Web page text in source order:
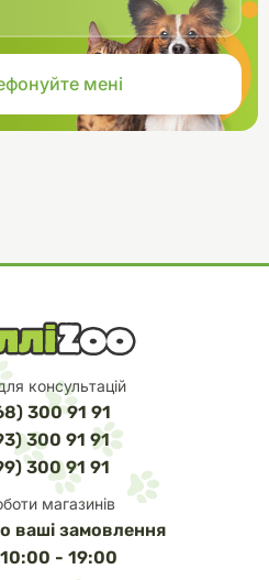
консультацій
300 91 91
300 91 91
300 91 91
магазинів
ваші замовлення
- 19:00